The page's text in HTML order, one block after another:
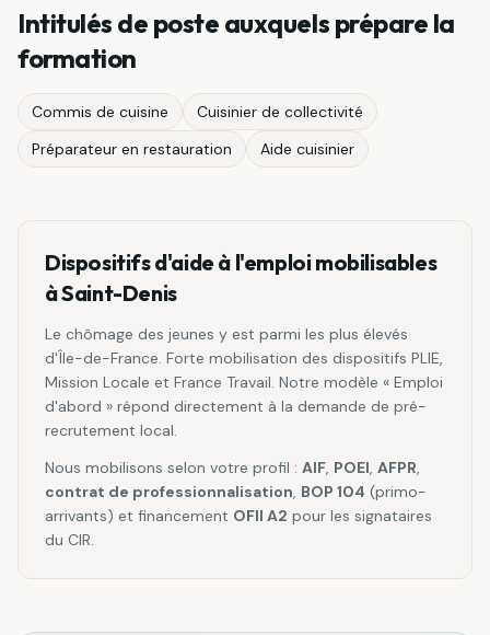
Intitulés de poste auxquels prépare la
formation
Commis de cuisine
Cuisinier de collectivité
Préparateur en restauration
Aide cuisinier
Dispositifs d'aide à l'emploi mobilisables
àSaint-Denis
Le chômage des jeunes y est parmi les plus élevés
d'Île-de-France. Forte mobilisation des dispositifs PLIE,
Mission Locale et France Travail. Notre modèle « Emploi
d'abord » répond directement à la demande de pré-
recrutement local.
Nous mobilisons selon votre profil : AIF, POEI, AFPR,
contrat de professionnalisation, BOP 104 (primo-
arrivants) et financement OFII A2 pour les signataires
du CIR.